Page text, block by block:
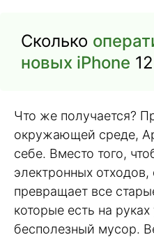
Сколько
новых iPhone 12
Что же получается?
окружающей среде,
себе. Вместо того,
электронных
превращает все
которые есть на
бесполезный мусор.